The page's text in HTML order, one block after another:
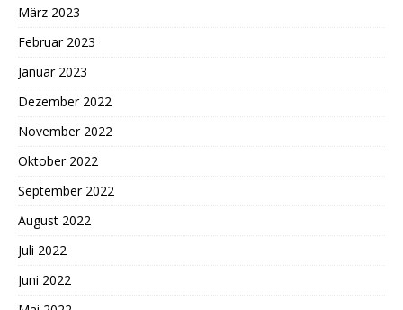
März 2023
Februar 2023
Januar 2023
Dezember 2022
November 2022
Oktober 2022
September 2022
August 2022
Juli 2022
Juni 2022